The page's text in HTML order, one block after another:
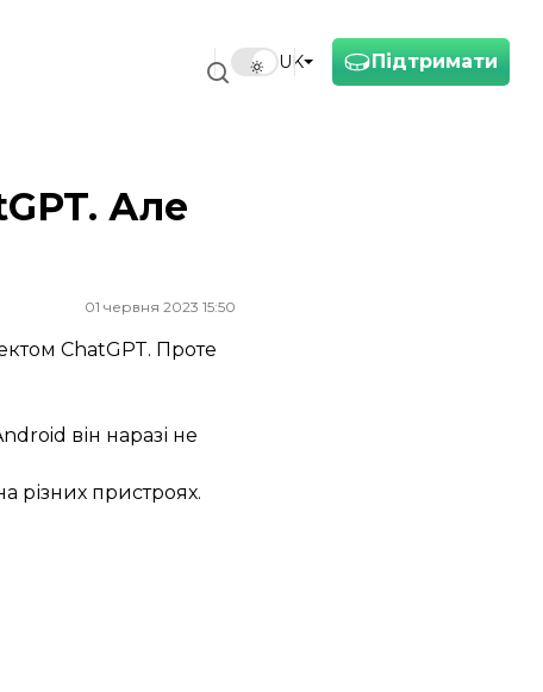
Підтримати
UK
Але
01 червня 2023 15:50
ChatGPT. Проте
він наразі не
різних пристроях.